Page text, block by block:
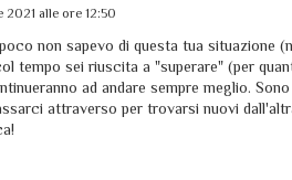
2021 alle ore 12:50
non sapevo di questa tua situazione
tempo sei riuscita a "superare" (per
ad andare sempre meglio.
attraverso per trovarsi nuovi